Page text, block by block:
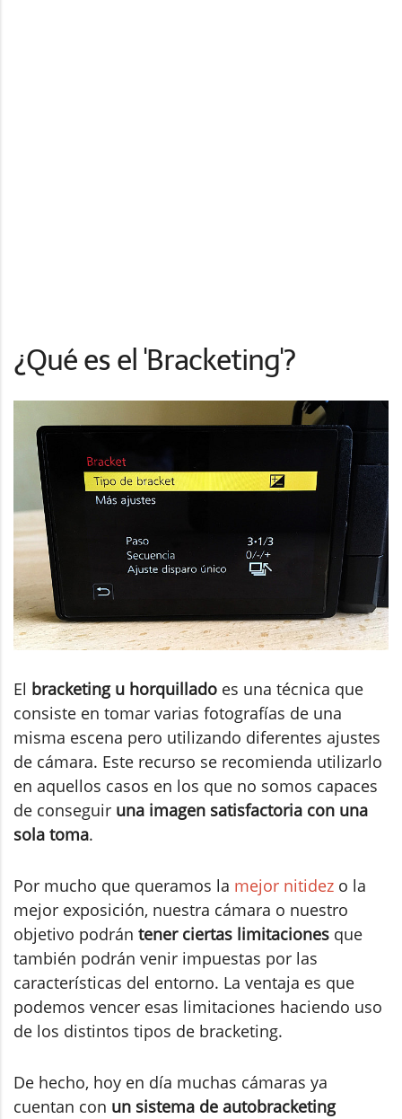
¿Qué es el 'Bracketing'?
El bracketing u horquillado es una técnica que
consiste en tomar varias fotografías de una
misma escena pero utilizando diferentes ajustes
de cámara. Este recurso se recomienda utilizarlo
en aquellos casos en los que no somos capaces
de conseguir una imagen satisfactoria con una
sola toma.
Por mucho que queramos la mejor nitidez o la
mejor exposición, nuestra cámara o nuestro
objetivo podrán tener ciertas limitaciones que
también podrán venir impuestas por las
características del entorno. La ventaja es que
podemos vencer esas limitaciones haciendo uso
de los distintos tipos de bracketing.
De hecho, hoy en día muchas cámaras ya
cuentan con un sistema de autobracketing